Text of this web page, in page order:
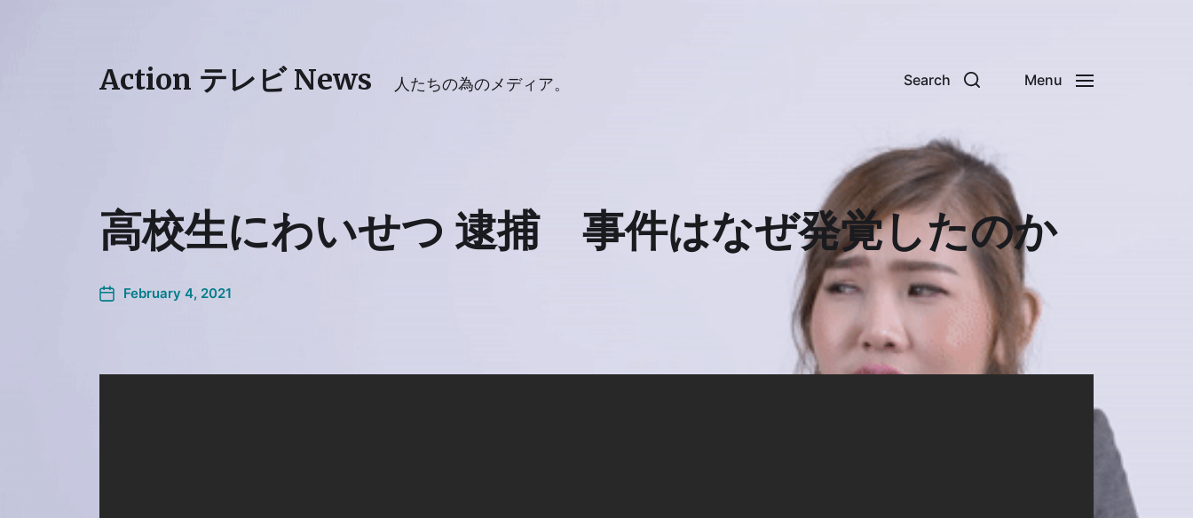
Action テレビ News 人たちの為のメディア。 Search Menu
高校生にわいせつ 逮捕 事件はなぜ発覚したのか
February 4, 2021